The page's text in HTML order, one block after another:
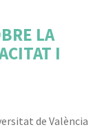
LA
I
de València